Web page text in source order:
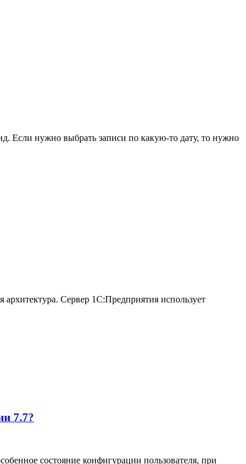
Если нужно выбрать записи по какую-то дату, то нужно
Сервер 1С:Предприятия использует
7.7?
состояние конфигурации пользователя, при